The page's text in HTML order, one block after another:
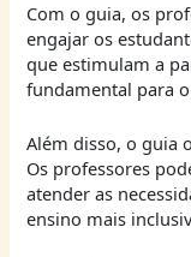
Com o guia, os
engajar os
que estimulam a
fundamental para
Além disso, o guia
Os professores
atender as
ensino mais